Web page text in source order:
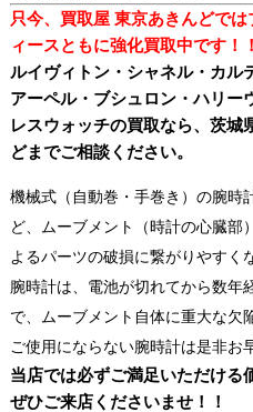
只今、買取屋 東京あきんどで
ィースともに強化買取中です！！
ルイヴィトン・シャネル・カル
アーペル・ブシュロン・ハリー
レスウォッチの買取なら、茨
どまでご相談ください。
機械式（自動巻・手巻き）の腕時
ど、ムーブメント（時計の心臓部
よるパーツの破損に繋がりやすく
腕時計は、電池が切れてから数年
で、ムーブメント自体に重大な欠
ご使用にならない腕時計は是非お
当店では必ずご満足いただける
ぜひご来店くださいませ！！